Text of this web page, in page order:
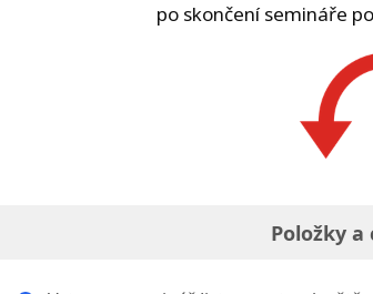
po skončení semináře
Položky a